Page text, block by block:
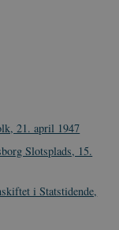
21. april 1947
Slotsplads, 15.
i Statstidende,